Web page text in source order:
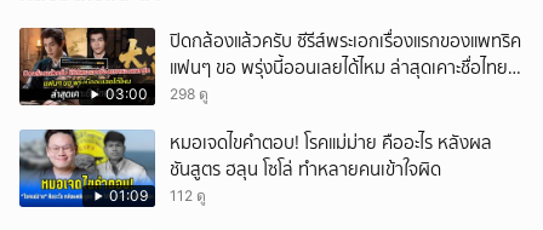
03:00
ปิดกล้องแล้วครับ ซีรีส์พระเอกเรื่องแรกของแพทริค
แฟนๆ ขอ พรุ่งนี้ออนเลยได้ไหม ล่าสุดเคาะชื่อไทย
แล้ว
298 ดู
01:09
หมอเจดไขคำตอบ! โรคแม่ม่าย คืออะไร หลังผล
ชันสูตร ฮลุน โซโล่ ทำหลายคนเข้าใจผิด
112 ดู